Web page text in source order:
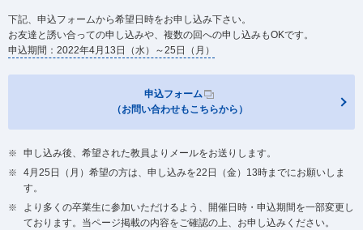
下記、申込フォームから希望日時をお申し込み下さい。
お友達と誘い合っての申し込みや、複数の回への申し込みもOKです。
申込期間：2022年4月13日（水）～25日（月）
申込フォーム
（お問い合わせもこちらから）
申し込み後、希望された教員よりメールをお送りします。
4月25日（月）希望の方は、申し込みを22日（金）13時までにお願いしま
す。
より多くの卒業生に参加いただけるよう、開催日時・申込期間を一部変更し
ております。当ページ掲載の内容をご確認の上、お申し込みください。